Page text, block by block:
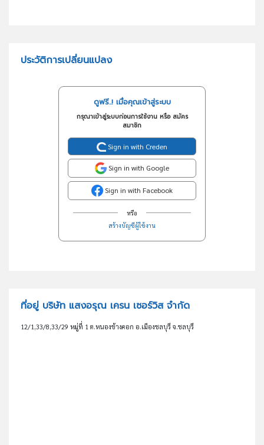
ประวัติการเปลี่ยนแปลง
ดูฟรี..! เมื่อคุณเข้าสู่ระบบ
กรุณาเข้าสู่ระบบก่อนการใช้งาน หรือ สมัคร
สมาชิก
Sign in with Creden
Sign in with Google
Sign in with Facebook
หรือ
สร้างบัญชีผู้ใช้งาน
ที่อยู่ บริษัท แสงอรุณ เครน เซอร์วิส จำกัด
12/1,33/8,33/29 หมู่ที่ 1 ต.หนองข้างคอก อ.เมืองชลบุรี จ.ชลบุรี